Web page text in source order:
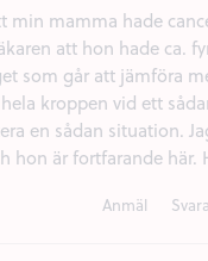
min mamma hade
att hon hade ca.
som går att jämföra
kroppen vid ett
en sådan situation.
hon är fortfarande här.
Anmäl Svara